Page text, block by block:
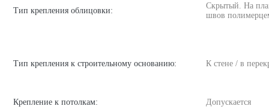
Тип крепления облицовки:
Скрытый. На
швов
Тип крепления к строительному основанию: К стене / в
Крепление к потолкам: Допускается